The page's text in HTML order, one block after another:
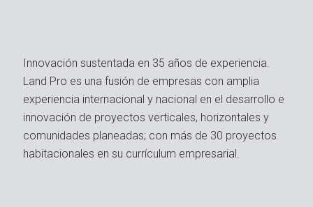
Innovación sustentada en 35 años de experiencia.
Land Pro es una fusión de empresas con amplia
experiencia internacional y nacional en el desarrollo e
innovación de proyectos verticales, horizontales y
comunidades planeadas; con más de 30 proyectos
habitacionales en su currículum empresarial.